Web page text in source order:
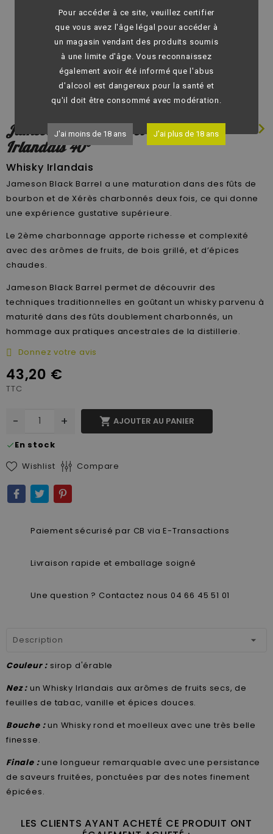
Pour accéder à ce site, veuillez certifier
que vous avez l'âge légal pour accéder à
un magasin vendant des produits soumis
à une limite d'âge. Vous reconnaissez
également avoir été informé que l'abus
d'alcool est dangereux pour la santé et
qu'il doit être consommé avec modération.
J'ai moins de 18 ans J'ai plus de 18 ans
Jameson Black Barrel - Whisky
Irlandais 40°
chevron_right
Whisky Irlandais
Jameson Black Barrel a une maturation dans des fûts de
bourbon et de Xérès charbonnés deux fois, ce qui donne
une expérience gustative supérieure.
Le 2ème charbonnage apporte richesse et complexité
avec des arômes de fruits, de bois grillé, et d’épices
chaudes.
Jameson Black Barrel permet de découvrir des
techniques traditionnelles en goûtant un whisky parvenu à
maturité dans des fûts doublement charbonnés, un
hommage aux pratiques ancestrales de la distillerie.
Donnez votre avis
43,20 €
TTC
- +  AJOUTER AU PANIER
check En stock
Wishlist
Compare
Paiement sécurisé par CB via E-Transactions
Livraison rapide et emballage soigné
Une question ? Contactez nous 04 66 45 51 01
Description
Couleur : sirop d'érable
Nez : un Whisky Irlandais aux arômes de fruits secs, de
feuilles de tabac, vanille et épices douces.
Bouche :un Whisky rond et moelleux avec une très belle
finesse.
Finale :une longueur remarquable avec une persistance
de saveurs fruitées, ponctuées par des notes finement
épicées.
LES CLIENTS AYANT ACHETÉ CE PRODUIT ONT